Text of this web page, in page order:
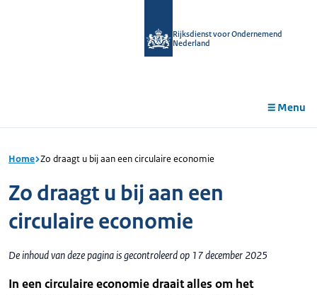
Rijksdienst voor Ondernemend
Nederland
Menu
Home Zo draagt u bij aan een circulaire economie
Zo draagt u bij aan een
circulaire economie
De inhoud van deze pagina is gecontroleerd op 17 december 2025
In een circulaire economie draait alles om het